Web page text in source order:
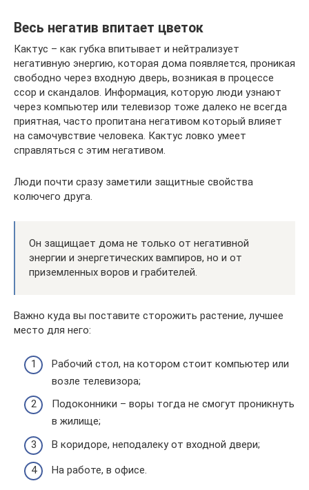
Весь негатив впитает цветок
Кактус – как губка впитывает и нейтрализует
негативную энергию, которая дома появляется, проникая
свободно через входную дверь, возникая в процессе
ссор и скандалов. Информация, которую люди узнают
через компьютер или телевизор тоже далеко не всегда
приятная, часто пропитана негативом который влияет
на самочувствие человека. Кактус ловко умеет
справляться с этим негативом.
Люди почти сразу заметили защитные свойства
колючего друга.
Он защищает дома не только от негативной
энергии и энергетических вампиров, но и от
приземленных воров и грабителей.
Важно куда вы поставите сторожить растение, лучшее
место для него:
Рабочий стол, на котором стоит компьютер или
возле телевизора;
Подоконники – воры тогда не смогут проникнуть
в жилище;
В коридоре, неподалеку от входной двери;
На работе, в офисе.